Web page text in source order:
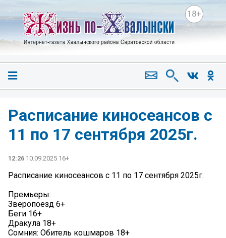
18+
Расписание киносеансов c
11 по 17 сентября 2025г.
12:26 10.09.2025 16+
Расписание киносеансов c 11 по 17 сентября 2025г.
Премьеры:
Зверопоезд 6+
Беги 16+
Дракула 18+
Сомния: Обитель кошмаров 18+